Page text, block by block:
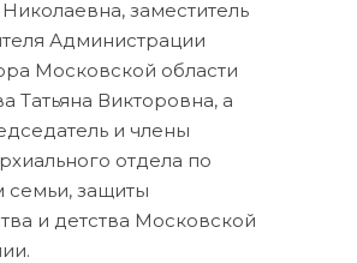
заместитель
Администрации
Московской области
Татьяна Викторовна, а
и члены
отдела по
семьи, защиты
и детства Московской